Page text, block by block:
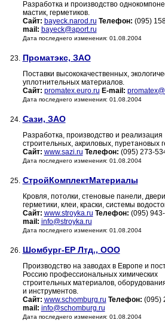
Разработка и производство
мастик, герметиков.
Сайт: bayeck.narod.ru Телефон: (095)
mail: bayeck@aport.ru
Дата последнего изменения: 01.08.2004
23. Проматэкс, ЗАО
Поставки высококачественных,
уплотнительных материалов.
Сайт: promatex.euro.ru E-mail:
Дата последнего изменения: 01.08.2004
24. Сази, ЗАО
Разработка, производство и реализация
строительных, акриловых, пуретановых
Сайт: www.sazi.ru Телефон: (095) 273-
Дата последнего изменения: 01.08.2004
25. СтройКомплектМатериалы
Кровля, потолки, стеновые панели,
герметики, клеи, краски, системы
Сайт: www.stroyka.ru Телефон: (095)
mail: info@stroyka.ru
Дата последнего изменения: 01.08.2004
26. Шомбург-ЕР Лтд., ООО
Производство на заводах в Европе и
Россию профессиональных химических
строительных материалов,
и инструментов.
Сайт: www.schomburg.ru Телефон: (095)
mail: info@schomburg.ru
Дата последнего изменения: 01.08.2004